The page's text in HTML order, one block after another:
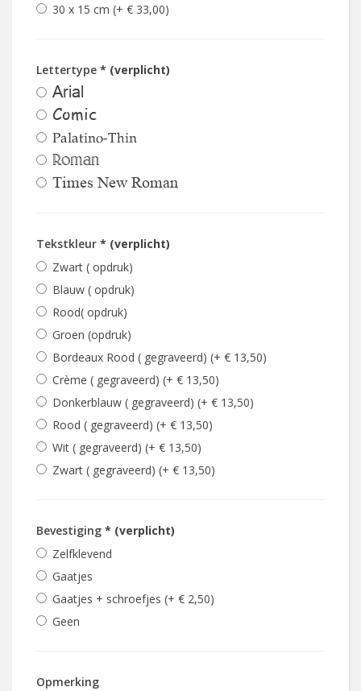
30 x 15 cm (+ € 33,00)
Lettertype * (verplicht)
Arial
Comic
Palatino-Thin
Roman
Times New Roman
Tekstkleur * (verplicht)
Zwart ( opdruk)
Blauw ( opdruk)
Rood( opdruk)
Groen (opdruk)
Bordeaux Rood ( gegraveerd) (+ € 13,50)
Crème ( gegraveerd) (+ € 13,50)
Donkerblauw ( gegraveerd) (+ € 13,50)
Rood ( gegraveerd) (+ € 13,50)
Wit ( gegraveerd) (+ € 13,50)
Zwart ( gegraveerd) (+ € 13,50)
Bevestiging * (verplicht)
Zelfklevend
Gaatjes
Gaatjes + schroefjes (+ € 2,50)
Geen
Opmerking